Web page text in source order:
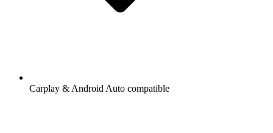
Carplay & Android Auto compatible